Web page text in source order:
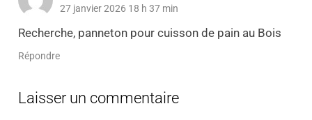
27 janvier 2026 18 h 37 min
Recherche, panneton pour cuisson de pain au Bois
Répondre
Laisser un commentaire